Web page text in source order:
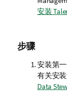
安装
步骤
安装第
有关安
Data